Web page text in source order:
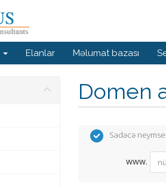
Elanlar Məlumat bazası
Domen
Sadəcə
www.